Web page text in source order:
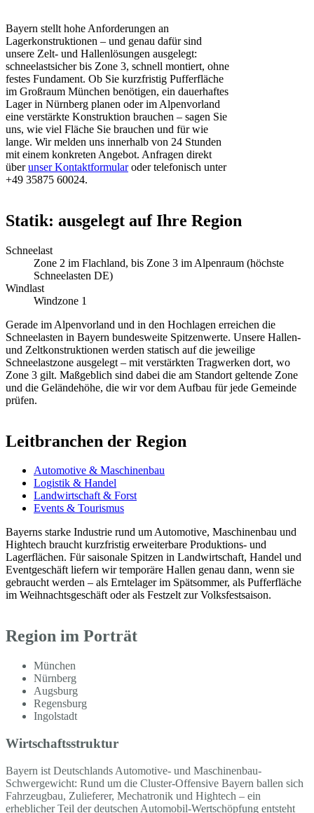
Bayern stellt hohe Anforderungen an
Lagerkonstruktionen – und genau dafür sind
unsere Zelt- und Hallenlösungen ausgelegt:
schneelastsicher bis Zone 3, schnell montiert, ohne
festes Fundament. Ob Sie kurzfristig Pufferfläche
im Großraum München benötigen, ein dauerhaftes
Lager in Nürnberg planen oder im Alpenvorland
eine verstärkte Konstruktion brauchen – sagen Sie
uns, wie viel Fläche Sie brauchen und für wie
lange. Wir melden uns innerhalb von 24 Stunden
mit einem konkreten Angebot. Anfragen direkt
überunser Kontaktformularoder telefonisch unter
+49 35875 60024.
Statik: ausgelegt auf Ihre Region
Schneelast
Zone 2 im Flachland, bis Zone 3 im Alpenraum (höchste
Schneelasten DE)
Windlast
Windzone 1
Gerade im Alpenvorland und in den Hochlagen erreichen die
Schneelasten in Bayern bundesweite Spitzenwerte. Unsere Hallen-
und Zeltkonstruktionen werden statisch auf die jeweilige
Schneelastzone ausgelegt – mit verstärkten Tragwerken dort, wo
Zone 3 gilt. Maßgeblich sind dabei die am Standort geltende Zone
und die Geländehöhe, die wir vor dem Aufbau für jede Gemeinde
prüfen.
Leitbranchen der Region
Automotive & Maschinenbau
Logistik & Handel
Landwirtschaft & Forst
Events & Tourismus
Bayerns starke Industrie rund um Automotive, Maschinenbau und
Hightech braucht kurzfristig erweiterbare Produktions- und
Lagerflächen. Für saisonale Spitzen in Landwirtschaft, Handel und
Eventgeschäft liefern wir temporäre Hallen genau dann, wenn sie
gebraucht werden – als Erntelager im Spätsommer, als Pufferfläche
im Weihnachtsgeschäft oder als Festzelt zur Volksfestsaison.
Region im Porträt
München
Nürnberg
Augsburg
Regensburg
Ingolstadt
Wirtschaftsstruktur
Bayern ist Deutschlands Automotive- und Maschinenbau-
Schwergewicht: Rund um die Cluster-Offensive Bayern ballen sich
Fahrzeugbau, Zulieferer, Mechatronik und Hightech – ein
erheblicher Teil der deutschen Automobil-Wertschöpfung entsteht